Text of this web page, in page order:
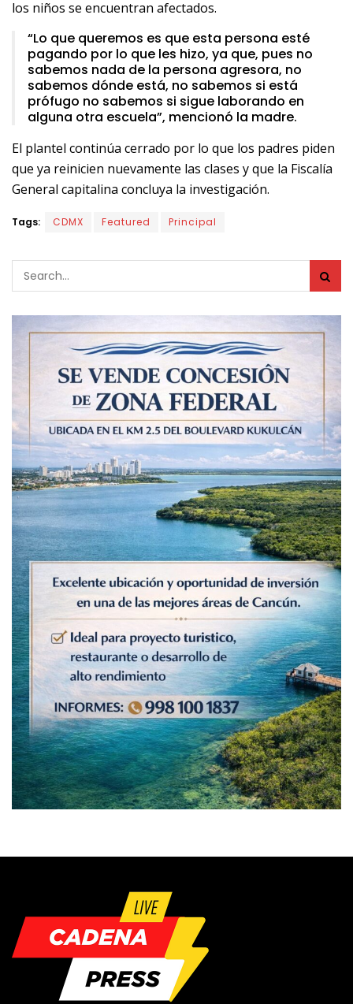
los niños se encuentran afectados.
“Lo que queremos es que esta persona esté
pagando por lo que les hizo, ya que, pues no
sabemos nada de la persona agresora, no
sabemos dónde está, no sabemos si está
prófugo no sabemos si sigue laborando en
alguna otra escuela”, mencionó la madre.
El plantel continúa cerrado por lo que los padres piden
que ya reinicien nuevamente las clases y que la Fiscalía
General capitalina concluya la investigación.
Tags: CDMX Featured Principal